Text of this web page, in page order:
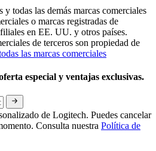
todas las demás marcas comerciales
o marcas registradas de
en EE. UU. y otros países.
de terceros son propiedad de
las marcas comerciales
especial y ventajas exclusivas.
de Logitech. Puedes cancelar
Consulta nuestra Política de